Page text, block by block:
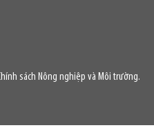
sách Nông nghiệp và Môi trường.